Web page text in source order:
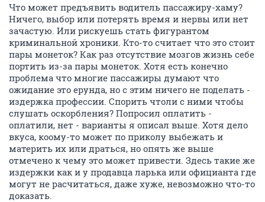
Что может предъявить водитель пассажиру-хаму?
Ничего, выбор или потерять время и нервы или нет
зачастую. Или рискуешь стать фигурантом
криминальной хроники. Кто-то считает что это стоит
пары монеток? Как раз отсутствие мозгов жизнь себе
портить из-за пары монеток. Хотя есть конечно
проблема что многие пассажиры думают что
ожидание это ерунда, но с этим ничего не поделать -
издержка профессии. Спорить чтоли с ними чтобы
слушать оскорбления? Попросил оплатить -
оплатили, нет - варианты я описал выше. Хотя дело
вкуса, коому-то может по приколу выбежать и
материть их или драться, но опять же выше
отмечено к чему это может привести. Здесь такие же
издержки как и у продавца ларька или официанта где
могут не расчитаться, даже хуже, невозможно что-то
доказать.